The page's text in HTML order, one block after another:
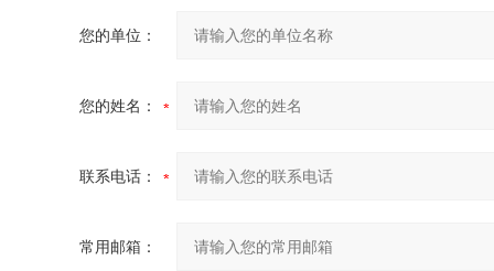
您的单位：
您的姓名：
联系电话：
常用邮箱：